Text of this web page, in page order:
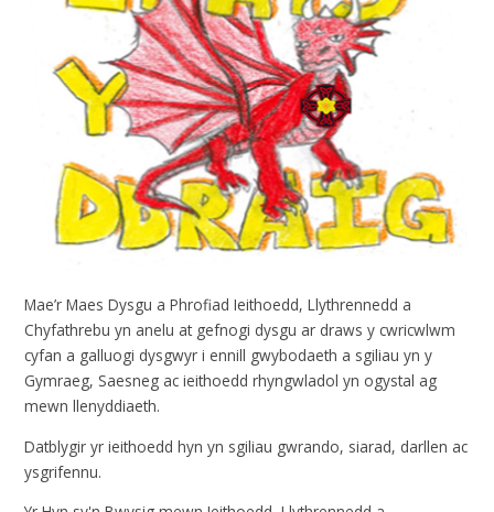
Mae’r Maes Dysgu a PhrofiadIeithoedd, Llythrennedd a
Chyfathrebu yn anelu at gefnogi dysgu ar draws y cwricwlwm
cyfan a galluogi dysgwyr i ennill gwybodaeth a sgiliau yn y
Gymraeg, Saesneg acieithoedd rhyngwladol yn ogystal ag
mewn llenyddiaeth.
Datblygir yr ieithoedd hyn yn sgiliau gwrando, siarad, darllen ac
ysgrifennu.